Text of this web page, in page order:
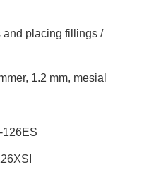
and placing fillings /
1.2 mm, mesial
126ES